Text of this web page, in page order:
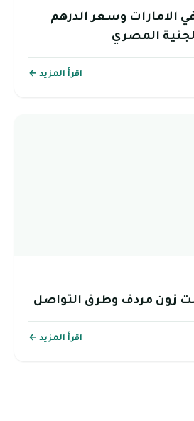
الامارات وسعر الدرهم
المصري
اقرأ المزيد ←
زون مردف وطرق التواصل
اقرأ المزيد ←